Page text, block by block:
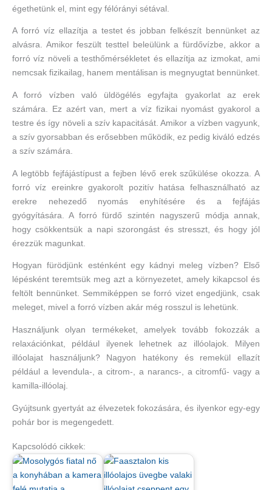
égethetünk el, mint egy félórányi sétával.
A forró víz ellazítja a testet és jobban felkészít bennünket az
alvásra. Amikor feszült testtel beleülünk a fürdővízbe, akkor a
forró víz növeli a testhőmérsékletet és ellazítja az izmokat, ami
nemcsak fizikailag, hanem mentálisan is megnyugtat bennünket.
A forró vízben való üldögélés egyfajta gyakorlat az erek
számára. Ez azért van, mert a víz fizikai nyomást gyakorol a
testre és így növeli a szív kapacitását. Amikor a vízben vagyunk,
a szív gyorsabban és erősebben működik, ez pedig kiváló edzés
a szív számára.
A legtöbb fejfájástípust a fejben lévő erek szűkülése okozza. A
forró víz ereinkre gyakorolt pozitív hatása felhasználható az
erekre nehezedő nyomás enyhítésére és a fejfájás
gyógyítására. A forró fürdő szintén nagyszerű módja annak,
hogy csökkentsük a napi szorongást és stresszt, és hogy jól
érezzük magunkat.
Hogyan fürödjünk esténként egy kádnyi meleg vízben? Első
lépésként teremtsük meg azt a környezetet, amely kikapcsol és
feltölt bennünket. Semmiképpen se forró vizet engedjünk, csak
meleget, mivel a forró vízben akár még rosszul is lehetünk.
Használjunk olyan termékeket, amelyek tovább fokozzák a
relaxációnkat, például ilyenek lehetnek az illóolajok. Milyen
illóolajat használjunk? Nagyon hatékony és remekül ellazít
például a levendula-, a citrom-, a narancs-, a citromfű- vagy a
kamilla-illóolaj.
Gyújtsunk gyertyát az élvezetek fokozására, és ilyenkor egy-egy
pohár bor is megengedett.
Kapcsolódó cikkek: